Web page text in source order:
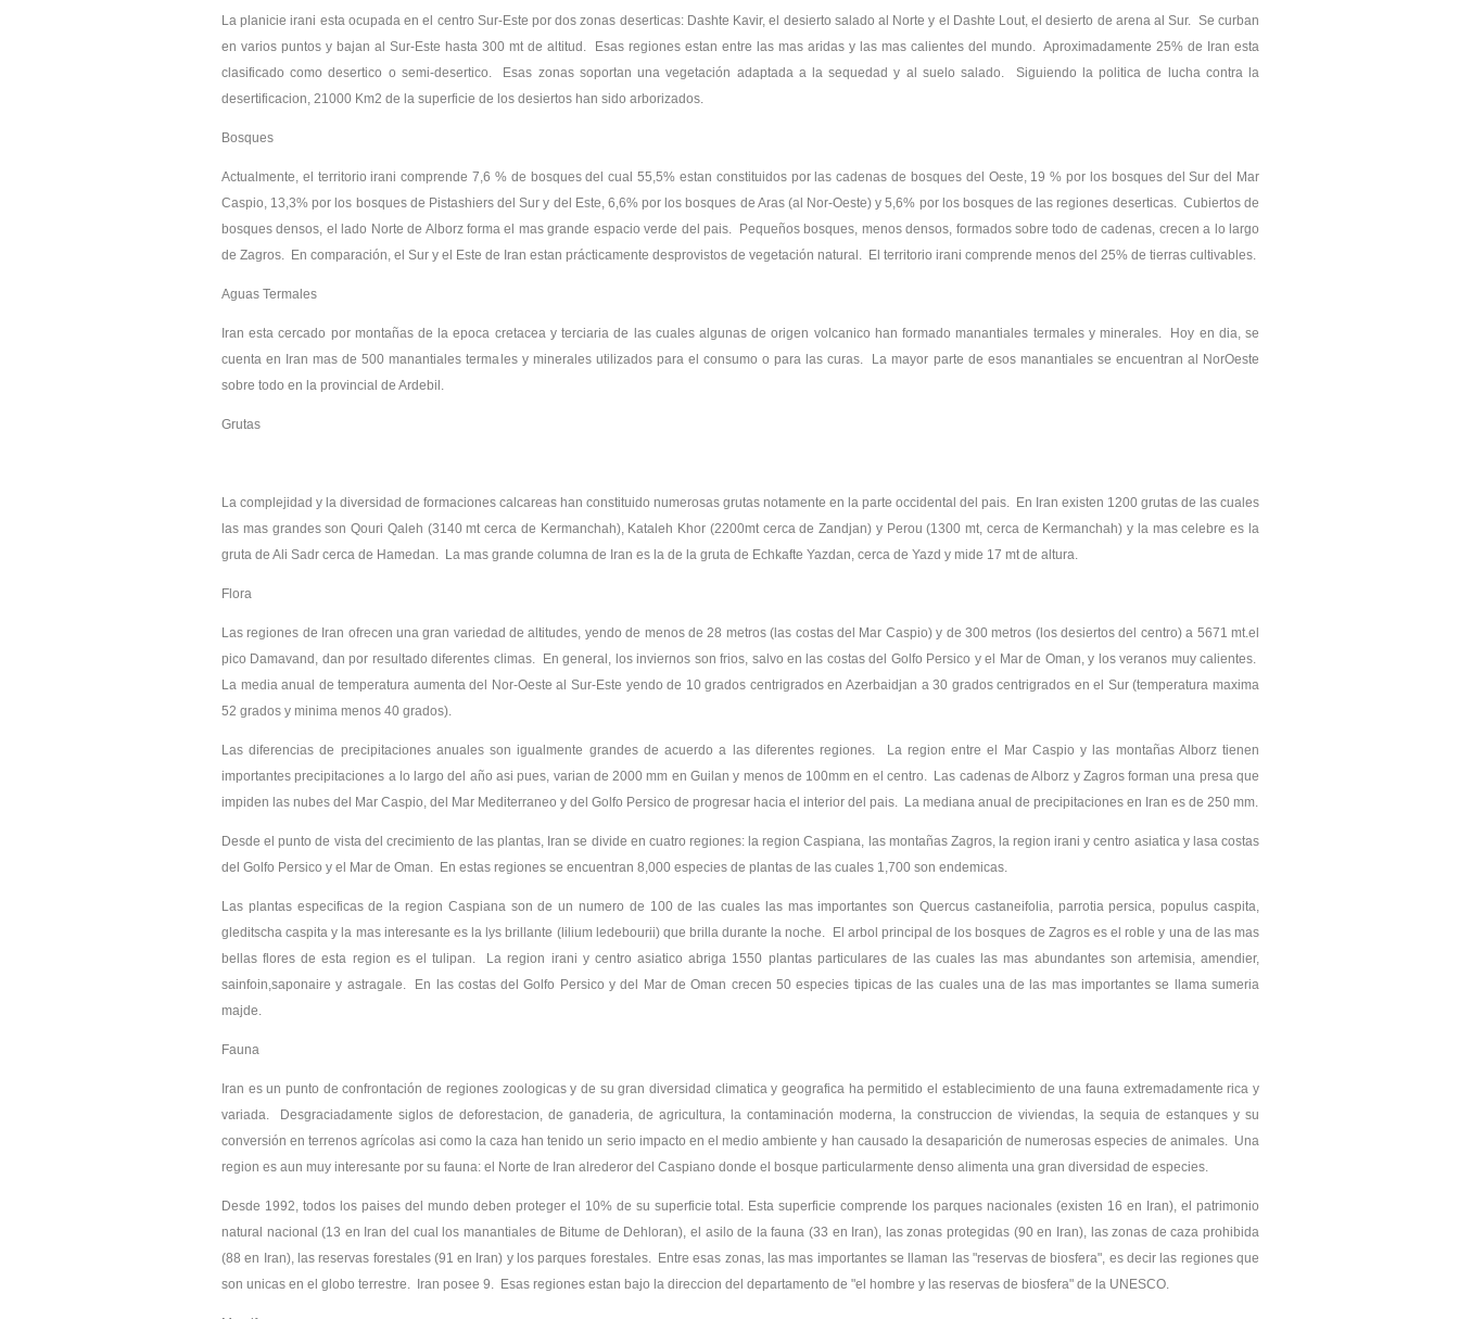
La planicie irani esta ocupada en el centro Sur-Este por dos zonas deserticas: Dashte Kavir, el desierto salado al Norte y el Dashte Lout, el desierto de arena al Sur. Se curban
en varios puntos y bajan al Sur-Este hasta 300 mt de altitud. Esas regiones estan entre las mas aridas y las mas calientes del mundo. Aproximadamente 25% de Iran esta
clasificado como desertico o semi-desertico. Esas zonas soportan una vegetación adaptada a la sequedad y al suelo salado. Siguiendo la politica de lucha contra la
desertificacion, 21000 Km2 de la superficie de los desiertos han sido arborizados.
Bosques
Actualmente, el territorio irani comprende 7,6 % de bosques del cual 55,5% estan constituidos por las cadenas de bosques del Oeste, 19 % por los bosques del Sur del Mar
Caspio, 13,3% por los bosques de Pistashiers del Sur y del Este, 6,6% por los bosques de Aras (al Nor-Oeste) y 5,6% por los bosques de las regiones deserticas. Cubiertos de
bosques densos, el lado Norte de Alborz forma el mas grande espacio verde del pais. Pequeños bosques, menos densos, formados sobre todo de cadenas, crecen a lo largo
de Zagros. En comparación, el Sur y el Este de Iran estan prácticamente desprovistos de vegetación natural. El territorio irani comprende menos del 25% de tierras cultivables.
Aguas Termales
Iran esta cercado por montañas de la epoca cretacea y terciaria de las cuales algunas de origen volcanico han formado manantiales termales y minerales. Hoy en dia, se
cuenta en Iran mas de 500 manantiales termales y minerales utilizados para el consumo o para las curas. La mayor parte de esos manantiales se encuentran al NorOeste
sobre todo en la provincial de Ardebil.
Grutas
La complejidad y la diversidad de formaciones calcareas han constituido numerosas grutas notamente en la parte occidental del pais. En Iran existen 1200 grutas de las cuales
las mas grandes son Qouri Qaleh (3140 mt cerca de Kermanchah), Kataleh Khor (2200mt cerca de Zandjan) y Perou (1300 mt, cerca de Kermanchah) y la mas celebre es la
gruta de Ali Sadr cerca de Hamedan. La mas grande columna de Iran es la de la gruta de Echkafte Yazdan, cerca de Yazd y mide 17 mt de altura.
Flora
Las regiones de Iran ofrecen una gran variedad de altitudes, yendo de menos de 28 metros (las costas del Mar Caspio) y de 300 metros (los desiertos del centro) a 5671 mt.el
pico Damavand, dan por resultado diferentes climas. En general, los inviernos son frios, salvo en las costas del Golfo Persico y el Mar de Oman, y los veranos muy calientes.
La media anual de temperatura aumenta del Nor-Oeste al Sur-Este yendo de 10 grados centrigrados en Azerbaidjan a 30 grados centrigrados en el Sur (temperatura maxima
52 grados y minima menos 40 grados).
Las diferencias de precipitaciones anuales son igualmente grandes de acuerdo a las diferentes regiones. La region entre el Mar Caspio y las montañas Alborz tienen
importantes precipitaciones a lo largo del año asi pues, varian de 2000 mm en Guilan y menos de 100mm en el centro. Las cadenas de Alborz y Zagros forman una presa que
impiden las nubes del Mar Caspio, del Mar Mediterraneo y del Golfo Persico de progresar hacia el interior del pais. La mediana anual de precipitaciones en Iran es de 250 mm.
Desde el punto de vista del crecimiento de las plantas, Iran se divide en cuatro regiones: la region Caspiana, las montañas Zagros, la region irani y centro asiatica y lasa costas
del Golfo Persico y el Mar de Oman. En estas regiones se encuentran 8,000 especies de plantas de las cuales 1,700 son endemicas.
Las plantas especificas de la region Caspiana son de un numero de 100 de las cuales las mas importantes son Quercus castaneifolia, parrotia persica, populus caspita,
gleditscha caspita y la mas interesante es la lys brillante (lilium ledebourii) que brilla durante la noche. El arbol principal de los bosques de Zagros es el roble y una de las mas
bellas flores de esta region es el tulipan. La region irani y centro asiatico abriga 1550 plantas particulares de las cuales las mas abundantes son artemisia, amendier,
sainfoin,saponaire y astragale. En las costas del Golfo Persico y del Mar de Oman crecen 50 especies tipicas de las cuales una de las mas importantes se llama sumeria
majde.
Fauna
Iran es un punto de confrontación de regiones zoologicas y de su gran diversidad climatica y geografica ha permitido el establecimiento de una fauna extremadamente rica y
variada. Desgraciadamente siglos de deforestacion, de ganaderia, de agricultura, la contaminación moderna, la construccion de viviendas, la sequia de estanques y su
conversión en terrenos agrícolas asi como la caza han tenido un serio impacto en el medio ambiente y han causado la desaparición de numerosas especies de animales. Una
region es aun muy interesante por su fauna: el Norte de Iran alrederor del Caspiano donde el bosque particularmente denso alimenta una gran diversidad de especies.
Desde 1992, todos los paises del mundo deben proteger el 10% de su superficie total. Esta superficie comprende los parques nacionales (existen 16 en Iran), el patrimonio
natural nacional (13 en Iran del cual los manantiales de Bitume de Dehloran), el asilo de la fauna (33 en Iran), las zonas protegidas (90 en Iran), las zonas de caza prohibida
(88 en Iran), las reservas forestales (91 en Iran) y los parques forestales. Entre esas zonas, las mas importantes se llaman las "reservas de biosfera", es decir las regiones que
son unicas en el globo terrestre. Iran posee 9. Esas regiones estan bajo la direccion del departamento de "el hombre y las reservas de biosfera" de la UNESCO.